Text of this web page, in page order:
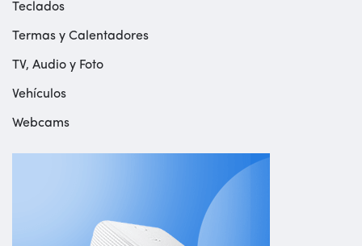
Teclados
Termas y Calentadores
TV, Audio y Foto
Vehículos
Webcams